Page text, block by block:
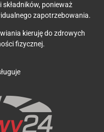
składników, ponieważ
zapotrzebowania.
kieruję do zdrowych
fizycznej.